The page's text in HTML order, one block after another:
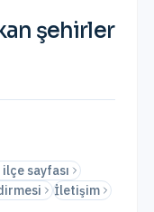
şehirler
sayfası
İletişim